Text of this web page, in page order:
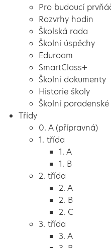
Pro budoucí
Rozvrhy hodin
Školská rada
Školní úspěchy
Eduroam
SmartClass+
Školní dokumenty
Historie školy
Školní
Třídy
0. A (přípravná)
1. třída
1. A
1. B
2. třída
2. A
2. B
2. C
3. třída
3. A